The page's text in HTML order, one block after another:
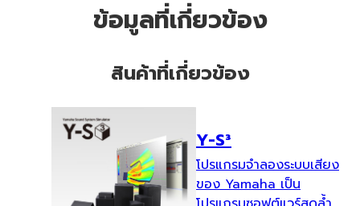
ข้อมูลที่เกี่ยวข้อง
สินค้าที่เกี่ยวข้อง
Y-S³
โปรแกรมจำลองระบบเสียง
ของ Yamaha เป็น